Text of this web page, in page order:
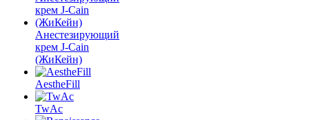
Анестезирующий
крем J-Cain
(ЖиКейн)
AestheFill
TwAc